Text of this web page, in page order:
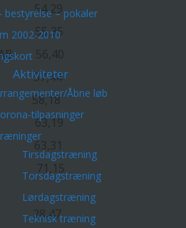
bestyrelse – pokaler
2002-2010
Aktiviteter
Åbne løb
tilpasninger
Tirsdagstræning
Torsdagstræning
Lørdagstræning
Teknisk træning
54,29
55,35
56,40
57,44
63,19
71,15
28,47